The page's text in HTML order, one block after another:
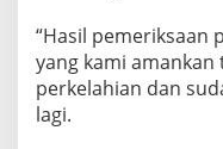
“Hasil pemeriksaan
yang kami
perkelahian dan
lagi.